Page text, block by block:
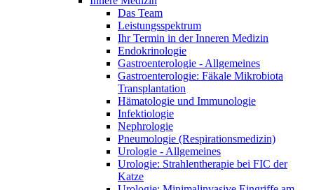
Das Team
Leistungsspektrum
Ihr Termin in der Inneren Medizin
Endokrinologie
Gastroenterologie - Allgemeines
Gastroenterologie: Fäkale Mikrobiota
Transplantation
Hämatologie und Immunologie
Infektiologie
Nephrologie
Pneumologie (Respirationsmedizin)
Urologie - Allgemeines
Urologie: Strahlentherapie bei FIC der
Katze